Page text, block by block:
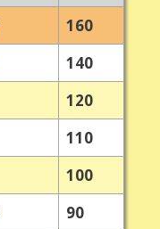
160
140
120
110
100
90